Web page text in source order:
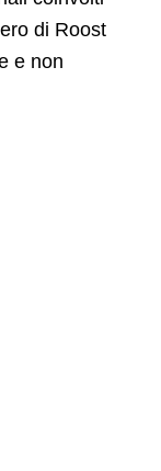
di Roost
e non